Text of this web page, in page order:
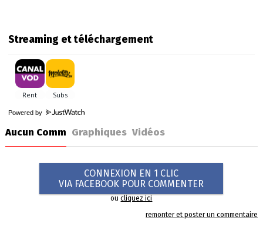
Streaming et téléchargement
Powered by
Aucun Comm Graphiques Vidéos
CONNEXION EN 1 CLIC
VIA FACEBOOK POUR COMMENTER
oucliquez ici
remonter et poster un commentaire